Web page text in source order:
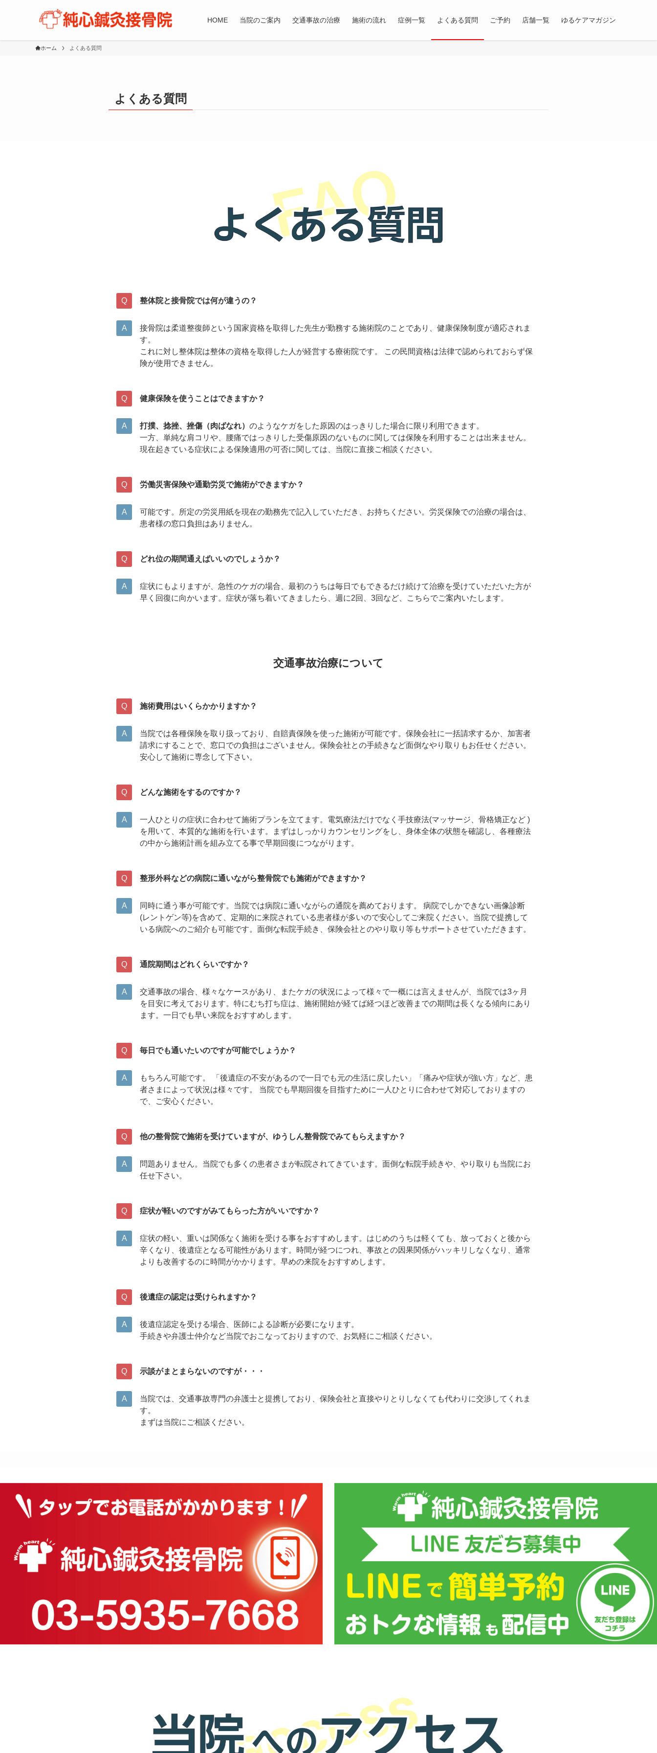
HOME 当院のご案内 交通事故の治療 施術の流れ 症例一覧 よくある質問 ご予約 店舗一覧 ゆるケアマガジン
ホーム よくある質問
よくある質問
整体院と接骨院では何が違うの？
接骨院は柔道整復師という国家資格を取得した先生が勤務する施術院のことであり、健康保険制度が適応されま
す。
これに対し整体院は整体の資格を取得した人が経営する療術院です。 この民間資格は法律で認められておらず保
険が使用できません。
健康保険を使うことはできますか？
打撲、捻挫、挫傷（肉ばなれ） のようなケガをした原因のはっきりした場合に限り利用できます。
一方、単純な肩コリや、腰痛ではっきりした受傷原因のないものに関しては保険を利用することは出来ません。
現在起きている症状による保険適用の可否に関しては、当院に直接ご相談ください。
労働災害保険や通勤労災で施術ができますか？
可能です。所定の労災用紙を現在の勤務先で記入していただき、お持ちください。労災保険での治療の場合は、
患者様の窓口負担はありません。
どれ位の期間通えばいいのでしょうか？
症状にもよりますが、急性のケガの場合、最初のうちは毎日でもできるだけ続けて治療を受けていただいた方が
早く回復に向かいます。症状が落ち着いてきましたら、週に2回、3回など、こちらでご案内いたします。
交通事故治療について
施術費用はいくらかかりますか？
当院では各種保険を取り扱っており、自賠責保険を使った施術が可能です。保険会社に一括請求するか、加害者
請求にすることで、窓口での負担はございません。保険会社との手続きなど面倒なやり取りもお任せください。
安心して施術に専念して下さい。
どんな施術をするのですか？
一人ひとりの症状に合わせて施術プランを立てます。電気療法だけでなく手技療法(マッサージ、骨格矯正など )
を用いて、本質的な施術を行います。まずはしっかりカウンセリングをし、身体全体の状態を確認し、各種療法
の中から施術計画を組み立てる事で早期回復につながります。
整形外科などの病院に通いながら整骨院でも施術ができますか？
同時に通う事が可能です。当院では病院に通いながらの通院を薦めております。 病院でしかできない画像診断
(レントゲン等)を含めて、定期的に来院されている患者様が多いので安心してご来院ください。当院で提携して
いる病院へのご紹介も可能です。面倒な転院手続き、保険会社とのやり取り等もサポートさせていただきます。
通院期間はどれくらいですか？
交通事故の場合、様々なケースがあり、またケガの状況によって様々で一概には言えませんが、当院では3ヶ月
を目安に考えております。特にむち打ち症は、施術開始が経てば経つほど改善までの期間は長くなる傾向にあり
ます。一日でも早い来院をおすすめします。
毎日でも通いたいのですが可能でしょうか？
もちろん可能です。 「後遺症の不安があるので一日でも元の生活に戻したい」「痛みや症状が強い方」など、患
者さまによって状況は様々です。 当院でも早期回復を目指すために一人ひとりに合わせて対応しておりますの
で、ご安心ください。
他の整骨院で施術を受けていますが、ゆうしん整骨院でみてもらえますか？
問題ありません。当院でも多くの患者さまが転院されてきています。面倒な転院手続きや、やり取りも当院にお
任せ下さい。
症状が軽いのですがみてもらった方がいいですか？
症状の軽い、重いは関係なく施術を受ける事をおすすめします。はじめのうちは軽くても、放っておくと後から
辛くなり、後遺症となる可能性があります。時間が経つにつれ、事故との因果関係がハッキリしなくなり、通常
よりも改善するのに時間がかかります。早めの来院をおすすめします。
後遺症の認定は受けられますか？
後遺症認定を受ける場合、医師による診断が必要になります。
手続きや弁護士仲介など当院でおこなっておりますので、お気軽にご相談ください。
示談がまとまらないのですが・・・
当院では、交通事故専門の弁護士と提携しており、保険会社と直接やりとりしなくても代わりに交渉してくれま
す。
まずは当院にご相談ください。